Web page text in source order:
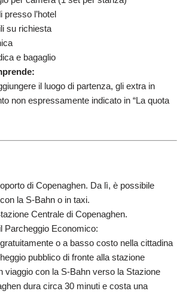
l’hotel
su richiesta
e bagaglio
il luogo di partenza, gli extra in
non espressamente indicato in “La quota
di Copenaghen. Da lì, è possibile
la S-Bahn o in taxi.
Centrale di Copenaghen.
Parcheggio Economico:
o a basso costo nella cittadina
pubblico di fronte alla stazione
viaggio con la S-Bahn verso la Stazione
dura circa 30 minuti e costa una